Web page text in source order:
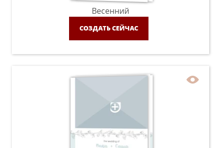
Весенний
СОЗДАТЬ СЕЙЧАС